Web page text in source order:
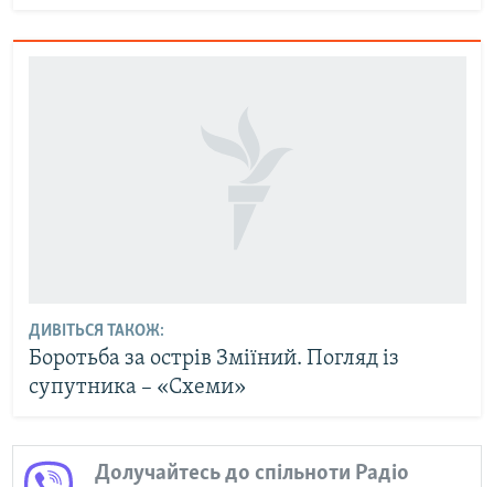
ДИВІТЬСЯ ТАКОЖ:
Боротьба за острів Зміїний. Погляд із
супутника – «Схеми»
Долучайтесь до спільноти Радіо